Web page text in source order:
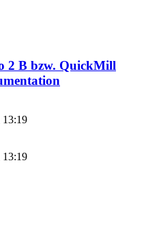
2 B bzw. QuickMill
13:19
13:19